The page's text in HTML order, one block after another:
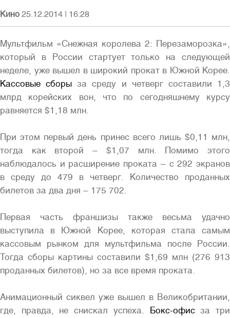
Кино 25.12.2014 | 16:28
Мультфильм «Снежная королева 2: Перезаморозка»,
который в России стартует только на следующей
неделе, уже вышел в широкий прокат в Южной Корее.
Кассовые сборы за среду и четверг составили 1,3
млрд корейских вон, что по сегодняшнему курсу
равняется $1,18 млн.
При этом первый день принес всего лишь $0,11 млн,
тогда как второй – $1,07 млн. Помимо этого
наблюдалось и расширение проката – с 292 экранов
в среду до 479 в четверг. Количество проданных
билетов за два дня – 175 702.
Первая часть франшизы также весьма удачно
выступила в Южной Корее, которая стала самым
кассовым рынком для мультфильма после России.
Тогда сборы картины составили $1,69 млн (276 913
проданных билетов), но за все время проката.
Анимационный сиквел уже вышел в Великобритании,
где, правда, не снискал успеха.
Бокс-офисза три